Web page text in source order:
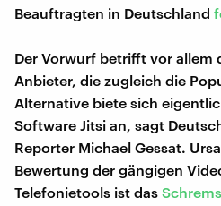
Beauftragten in Deutschland
Der Vorwurf betrifft vor allem
Anbieter, die zugleich die
Alternative biete sich
Software Jitsi an, sagt
Reporter Michael Gessat.
Bewertung der gängigen
Telefonietools ist das